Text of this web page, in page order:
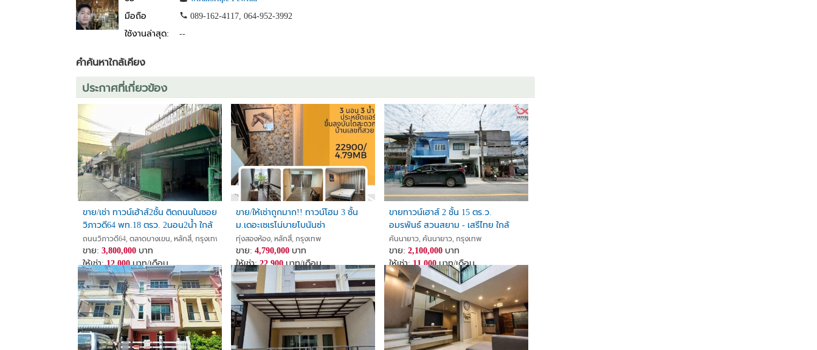
มือถือ
089-162-4117, 064-952-3992
ใช้งานล่าสุด:
--
คำค้นหาใกล้เคียง
ประกาศที่เกี่ยวข้อง
ขาย/เช่า ทาวน์เฮ้าส์2ชั้น ติดถนนในซอย
วิภาวดี64 พท.18 ตรว. 2นอน2น้ำ ใกล้
ตลาดสด, 7-11 ,เข้าออกได้หลายทาง
เหมาะอยู่อาศัย/ค้าขายได้
ถนนวิภาวดี64, ตลาดบางเขน, หลักสี่, กรุงเทพ
ขาย: 3,800,000บาท
ให้เช่า:12,000บาท/เดือน
ขาย/ให้เช่าถูกมาก!! ทาวน์โฮม 3 ชั้น
ม.เดอะเซเรโน่บายโบนันซ่า
ซ.แจ้งวัฒนะ15 ใกล้รถไฟฟ้า 2 นาที
ทุ่งสองห้อง, หลักสี่, กรุงเทพ
ขาย:4,790,000 บาท
ให้เช่า:22,900บาท/เดือน
ขายทาวน์เฮาส์ 2 ชั้น 15 ตร.ว.
อมรพันธ์ สวนสยาม - เสรีไทย ใกล้
MRT สายสีชมพู
คันนายาว, คันนายาว, กรุงเทพ
ขาย:2,100,000 บาท
ให้เช่า:11,000บาท/เดือน